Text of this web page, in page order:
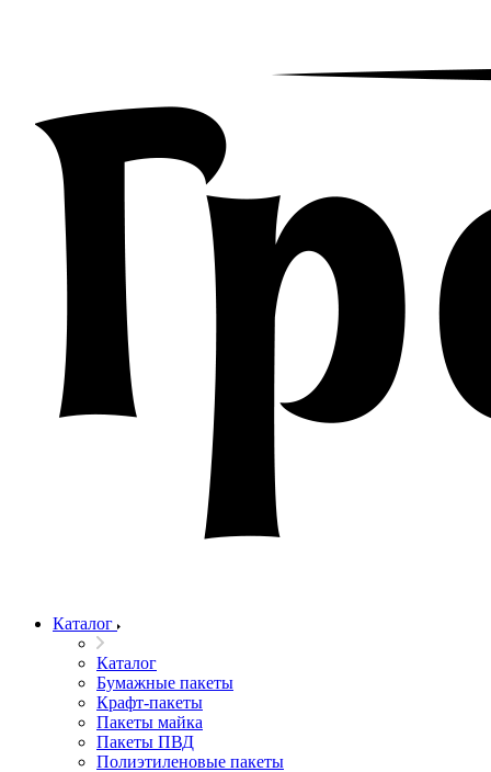
Каталог
Каталог
Бумажные пакеты
Крафт-пакеты
Пакеты майка
Пакеты ПВД
Полиэтиленовые пакеты